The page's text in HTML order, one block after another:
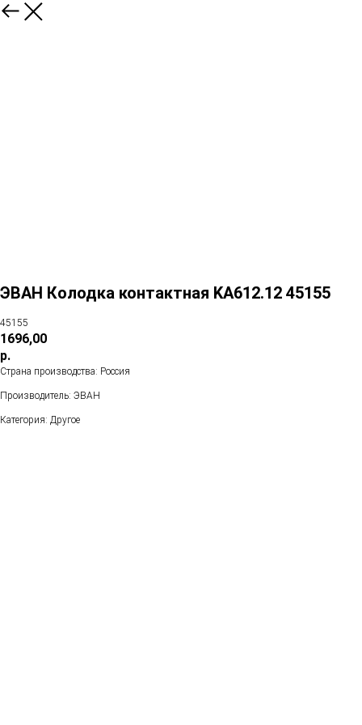
ЭВАН Колодка контактная KA612.12 45155
45155
1696,00
р.
Страна производства: Россия
Производитель: ЭВАН
Категория: Другое